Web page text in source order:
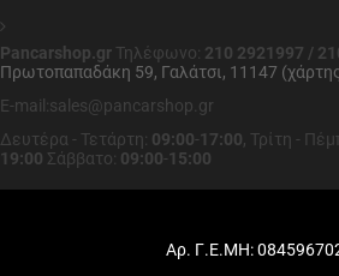
Pancarshop.gr Τηλέφωνο: 210 2921997 /
Πρωτοπαπαδάκη 59, Γαλάτσι, 11147
E-mail:sales@pancarshop.gr
Δευτέρα - Τετάρτη: 09:00-17:00, Τρίτη -
19:00 Σάββατο: 09:00-15:00
Αρ. Γ.Ε.ΜΗ: